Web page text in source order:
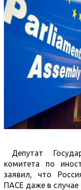
Депутат
комитета по
заявил, что
ПАСЕ даже в случае